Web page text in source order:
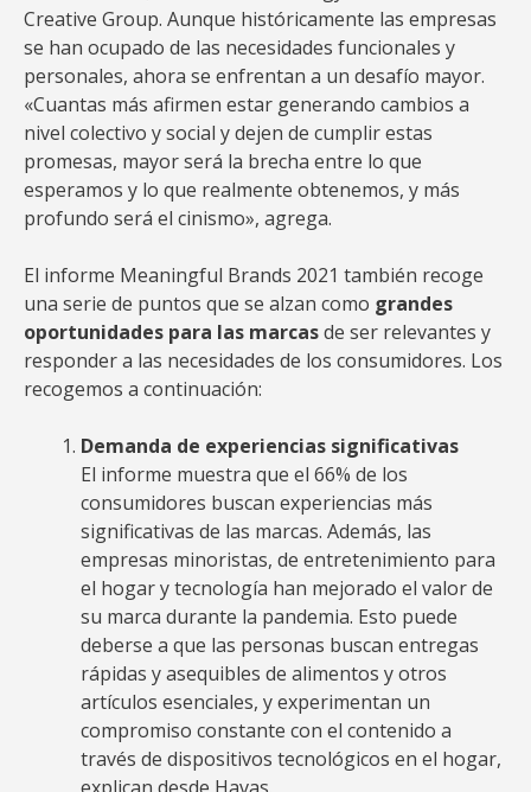
Creative Group. Aunque históricamente las empresas
se han ocupado de las necesidades funcionales y
personales, ahora se enfrentan a un desafío mayor.
«Cuantas más afirmen estar generando cambios a
nivel colectivo y social y dejen de cumplir estas
promesas, mayor será la brecha entre lo que
esperamos y lo que realmente obtenemos, y más
profundo será el cinismo», agrega.
El informe Meaningful Brands 2021 también recoge
una serie de puntos que se alzan como grandes
oportunidades para las marcasde ser relevantes y
responder a las necesidades de los consumidores. Los
recogemos a continuación:
Demanda de experiencias significativas
El informe muestra que el 66% de los
consumidores buscan experiencias más
significativas de las marcas. Además, las
empresas minoristas, de entretenimiento para
el hogar y tecnología han mejorado el valor de
su marca durante la pandemia. Esto puede
deberse a que las personas buscan entregas
rápidas y asequibles de alimentos y otros
artículos esenciales, y experimentan un
compromiso constante con el contenido a
través de dispositivos tecnológicos en el hogar,